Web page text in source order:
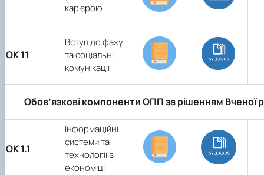
кар’єрою
ОК 11
Вступ до фаху
та соціальні
комунікації
Обов’язкові компоненти ОПП за рішенням Вченої
ОК 1.1
Інформаційні
системи та
технології в
економіці